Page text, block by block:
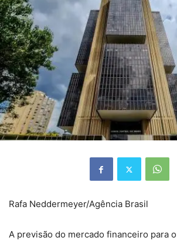
Rafa Neddermeyer/Agência Brasil
A previsão do mercado financeiro para